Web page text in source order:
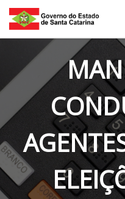
Skip to content